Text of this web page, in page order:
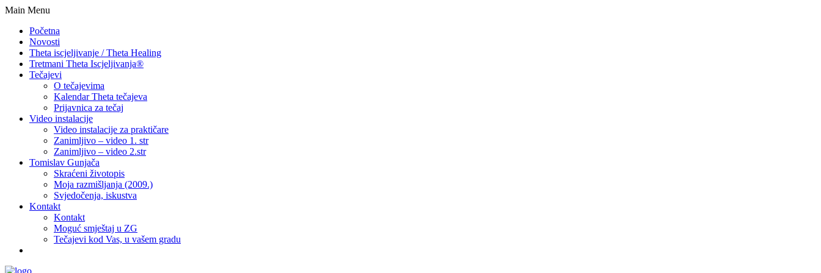
Main Menu
Početna
Novosti
Theta iscjeljivanje / Theta Healing
Tretmani Theta Iscjeljivanja®
Tečajevi
O tečajevima
Kalendar Theta tečajeva
Prijavnica za tečaj
Video instalacije
Video instalacije za praktičare
Zanimljivo – video 1. str
Zanimljivo – video 2.str
Tomislav Gunjača
Skraćeni životopis
Moja razmišljanja (2009.)
Svjedočenja, iskustva
Kontakt
Kontakt
Moguć smještaj u ZG
Tečajevi kod Vas, u vašem gradu